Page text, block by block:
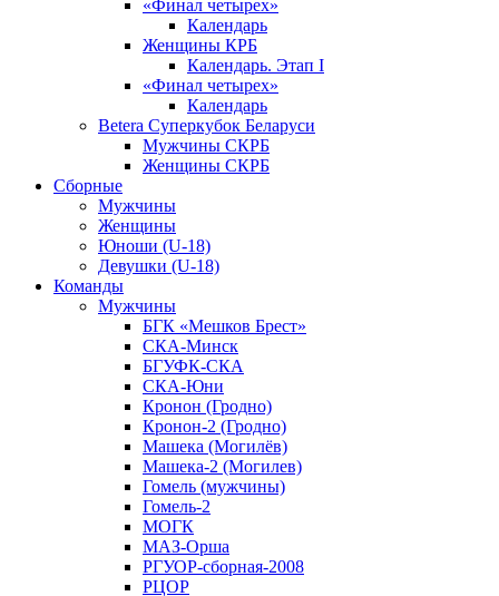
«Финал четырех»
Календарь
Женщины КРБ
Календарь. Этап I
«Финал четырех»
Календарь
Betera Суперкубок Беларуси
Мужчины СКРБ
Женщины СКРБ
Сборные
Мужчины
Женщины
Юноши (U-18)
Девушки (U-18)
Команды
Мужчины
БГК «Мешков Брест»
СКА-Минск
БГУФК-СКА
СКА-Юни
Кронон (Гродно)
Кронон-2 (Гродно)
Машека (Могилёв)
Машека-2 (Могилев)
Гомель (мужчины)
Гомель-2
МОГК
МАЗ-Орша
РГУОР-сборная-2008
РЦОР